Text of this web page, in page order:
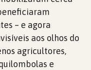
– e agora
aos olhos do
agricultores,
e